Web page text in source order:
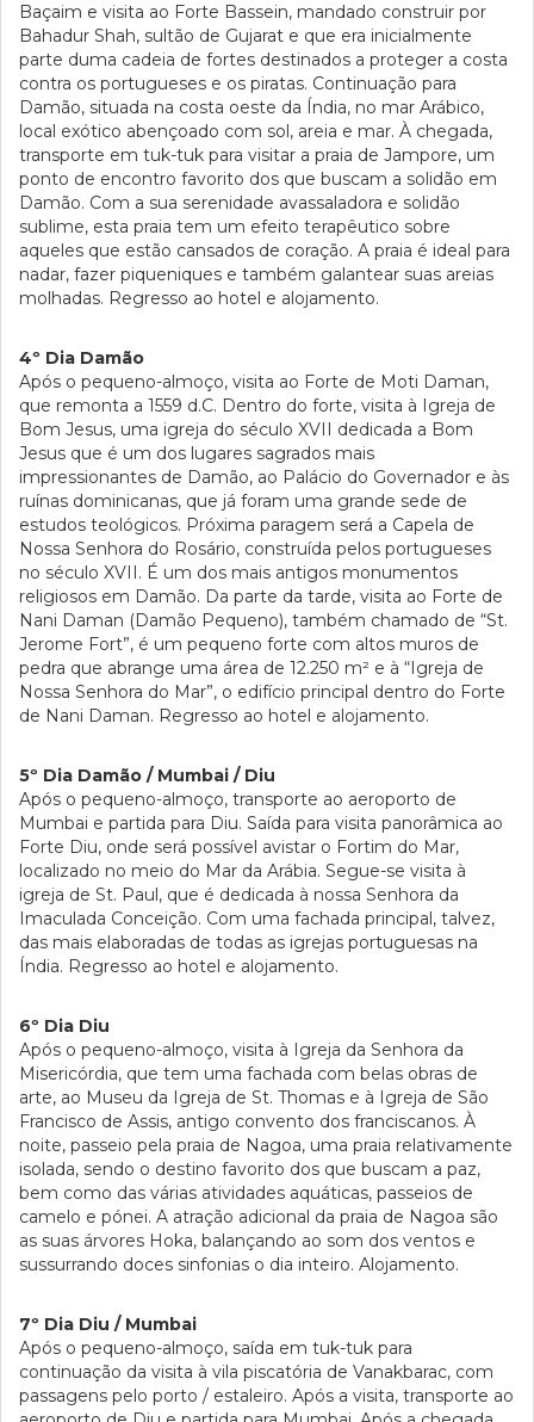
Baçaim e visita ao Forte Bassein, mandado construir por
Bahadur Shah, sultão de Gujarat e que era inicialmente
parte duma cadeia de fortes destinados a proteger a costa
contra os portugueses e os piratas. Continuação para
Damão, situada na costa oeste da Índia, no mar Arábico,
local exótico abençoado com sol, areia e mar. À chegada,
transporte em tuk-tuk para visitar a praia de Jampore, um
ponto de encontro favorito dos que buscam a solidão em
Damão. Com a sua serenidade avassaladora e solidão
sublime, esta praia tem um efeito terapêutico sobre
aqueles que estão cansados de coração. A praia é ideal para
nadar, fazer piqueniques e também galantear suas areias
molhadas. Regresso ao hotel e alojamento.
4º Dia Damão
Após o pequeno-almoço, visita ao Forte de Moti Daman,
que remonta a 1559 d.C. Dentro do forte, visita à Igreja de
Bom Jesus, uma igreja do século XVII dedicada a Bom
Jesus que é um dos lugares sagrados mais
impressionantes de Damão, ao Palácio do Governador e às
ruínas dominicanas, que já foram uma grande sede de
estudos teológicos. Próxima paragem será a Capela de
Nossa Senhora do Rosário, construída pelos portugueses
no século XVII. É um dos mais antigos monumentos
religiosos em Damão. Da parte da tarde, visita ao Forte de
Nani Daman (Damão Pequeno), também chamado de “St.
Jerome Fort”, é um pequeno forte com altos muros de
pedra que abrange uma área de 12.250 m² e à “Igreja de
Nossa Senhora do Mar”, o edifício principal dentro do Forte
de Nani Daman. Regresso ao hotel e alojamento.
5º Dia Damão / Mumbai / Diu
Após o pequeno-almoço, transporte ao aeroporto de
Mumbai e partida para Diu. Saída para visita panorâmica ao
Forte Diu, onde será possível avistar o Fortim do Mar,
localizado no meio do Mar da Arábia. Segue-se visita à
igreja de St. Paul, que é dedicada à nossa Senhora da
Imaculada Conceição. Com uma fachada principal, talvez,
das mais elaboradas de todas as igrejas portuguesas na
Índia. Regresso ao hotel e alojamento.
6º Dia Diu
Após o pequeno-almoço, visita à Igreja da Senhora da
Misericórdia, que tem uma fachada com belas obras de
arte, ao Museu da Igreja de St. Thomas e à Igreja de São
Francisco de Assis, antigo convento dos franciscanos. À
noite, passeio pela praia de Nagoa, uma praia relativamente
isolada, sendo o destino favorito dos que buscam a paz,
bem como das várias atividades aquáticas, passeios de
camelo e pónei. A atração adicional da praia de Nagoa são
as suas árvores Hoka, balançando ao som dos ventos e
sussurrando doces sinfonias o dia inteiro. Alojamento.
7º Dia Diu / Mumbai
Após o pequeno-almoço, saída em tuk-tuk para
continuação da visita à vila piscatória de Vanakbarac, com
passagens pelo porto / estaleiro. Após a visita, transporte ao